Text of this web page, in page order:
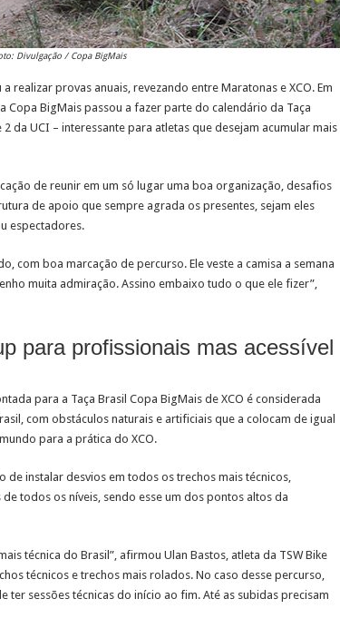
Divulgação / Copa BigMais
realizar provas anuais, revezando entre Maratonas e XCO. Em
Copa BigMais passou a fazer parte do calendário da Taça
2 da UCI – interessante para atletas que desejam acumular mais
de reunir em um só lugar uma boa organização, desafios
de apoio que sempre agrada os presentes, sejam eles
espectadores.
com boa marcação de percurso. Ele veste a camisa a semana
muita admiração. Assino embaixo tudo o que ele fizer”,
para profissionais mas acessível
para a Taça Brasil Copa BigMais de XCO é considerada
com obstáculos naturais e artificiais que a colocam de igual
para a prática do XCO.
instalar desvios em todos os trechos mais técnicos,
todos os níveis, sendo esse um dos pontos altos da
técnica do Brasil”, afirmou Ulan Bastos, atleta da TSW Bike
técnicos e trechos mais rolados. No caso desse percurso,
ter sessões técnicas do início ao fim. Até as subidas precisam